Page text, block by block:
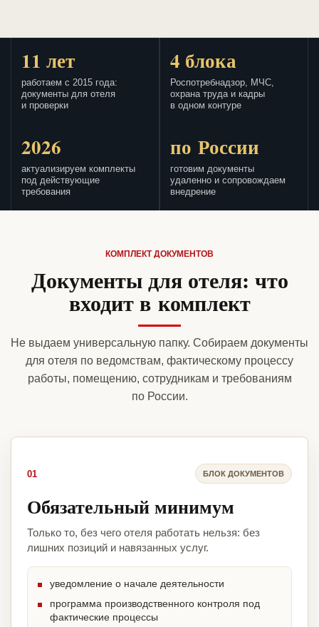
11 лет
работаем с 2015 года:
документы для отеля
и проверки
4 блока
Роспотребнадзор, МЧС,
охрана труда и кадры
в одном контуре
2026
актуализируем комплекты
под действующие
требования
по России
готовим документы
удаленно и сопровождаем
внедрение
КОМПЛЕКТ ДОКУМЕНТОВ
Документы для отеля: что
входит в комплект
Не выдаем универсальную папку. Собираем документы
для отеля по ведомствам, фактическому процессу
работы, помещению, сотрудникам и требованиям
по России.
01 БЛОК ДОКУМЕНТОВ
Обязательный минимум
Только то, без чего отеля работать нельзя: без
лишних позиций и навязанных услуг.
уведомление о начале деятельности
программа производственного контроля под
фактические процессы